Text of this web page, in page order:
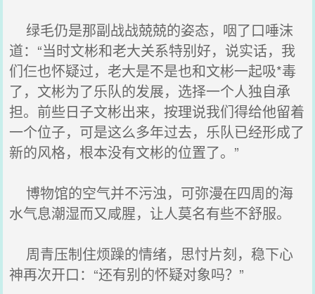
绿毛仍是那副战战兢兢的姿态，咽了口唾沫
道：“当时文彬和老大关系特别好，说实话，我
们仨也怀疑过，老大是不是也和文彬一起吸*毒
了，文彬为了乐队的发展，选择一个人独自承
担。前些日子文彬出来，按理说我们得给他留着
一个位子，可是这么多年过去，乐队已经形成了
新的风格，根本没有文彬的位置了。”
博物馆的空气并不污浊，可弥漫在四周的海
水气息潮湿而又咸腥，让人莫名有些不舒服。
周青压制住烦躁的情绪，思忖片刻，稳下心
神再次开口：“还有别的怀疑对象吗？”